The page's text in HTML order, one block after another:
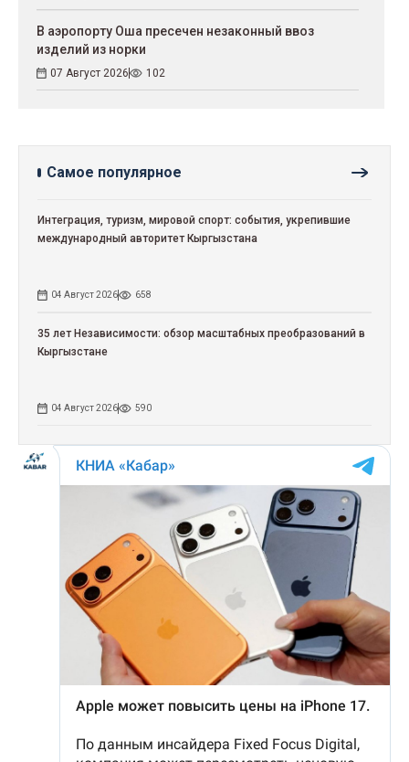
В аэропорту Оша пресечен незаконный ввоз
изделий из норки
07 Август 2026 102
Самое популярное
Интеграция, туризм, мировой спорт: события, укрепившие
международный авторитет Кыргызстана
04 Август 2026 658
35 лет Независимости: обзор масштабных преобразований в
Кыргызстане
04 Август 2026 590